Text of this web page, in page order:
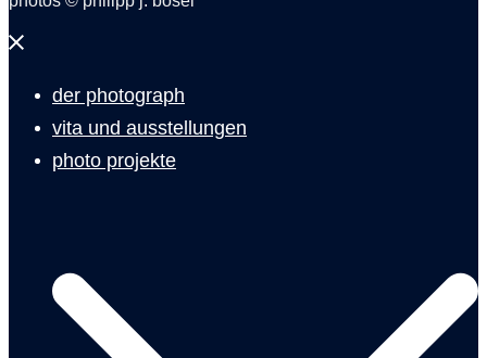
Menü
der photograph
vita und ausstellungen
photo projekte